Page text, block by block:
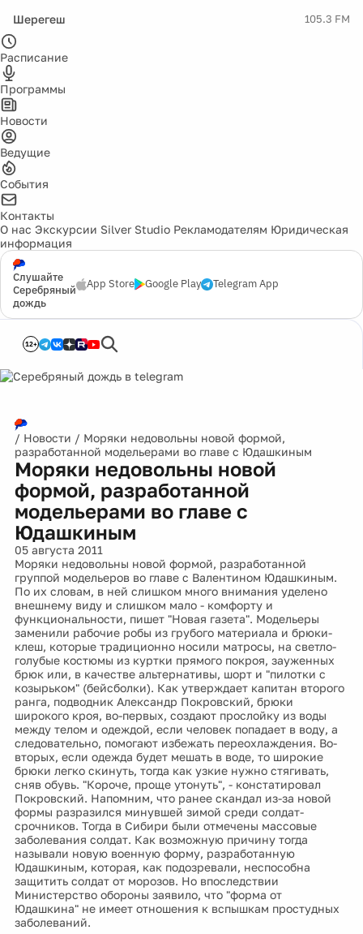
Шерегеш 105.3 FM
Расписание
Программы
Новости
Ведущие
События
Контакты
О нас Экскурсии Silver Studio Рекламодателям Юридическая
информация
Слушайте
Серебряный
дождь
App Store Google Play Telegram App
12+
/ Новости / Моряки недовольны новой формой,
разработанной модельерами во главе с Юдашкиным
Моряки недовольны новой
формой, разработанной
модельерами во главе с
Юдашкиным
05 августа 2011
Моряки недовольны новой формой, разработанной
группой модельеров во главе с Валентином Юдашкиным.
По их словам, в ней слишком много внимания уделено
внешнему виду и слишком мало - комфорту и
функциональности, пишет "Новая газета". Модельеры
заменили рабочие робы из грубого материала и брюки-
клеш, которые традиционно носили матросы, на светло-
голубые костюмы из куртки прямого покроя, зауженных
брюк или, в качестве альтернативы, шорт и "пилотки с
козырьком" (бейсболки). Как утверждает капитан второго
ранга, подводник Александр Покровский, брюки
широкого кроя, во-первых, создают прослойку из воды
между телом и одеждой, если человек попадает в воду, а
следовательно, помогают избежать переохлаждения. Во-
вторых, если одежда будет мешать в воде, то широкие
брюки легко скинуть, тогда как узкие нужно стягивать,
сняв обувь. "Короче, проще утонуть", - констатировал
Покровский. Напомним, что ранее скандал из-за новой
формы разразился минувшей зимой среди солдат-
срочников. Тогда в Сибири были отмечены массовые
заболевания солдат. Как возможную причину тогда
называли новую военную форму, разработанную
Юдашкиным, которая, как подозревали, неспособна
защитить солдат от морозов. Но впоследствии
Министерство обороны заявило, что "форма от
Юдашкина" не имеет отношения к вспышкам простудных
заболеваний.